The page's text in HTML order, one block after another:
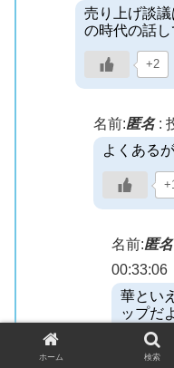
売り上げ談
の時代の話し
+2
名前:匿名:
よくある
名前:匿名
00:33:06
華とい
ップだ
ない
ホーム 検索